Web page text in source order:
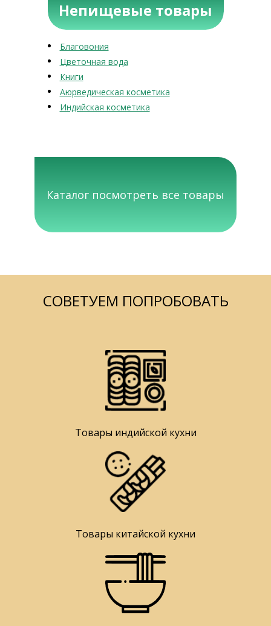
Непищевые товары
Благовония
Цветочная вода
Книги
Аюрведическая косметика
Индийская косметика
Каталог посмотреть все товары
СОВЕТУЕМ ПОПРОБОВАТЬ
Товары индийской кухни
Товары китайской кухни